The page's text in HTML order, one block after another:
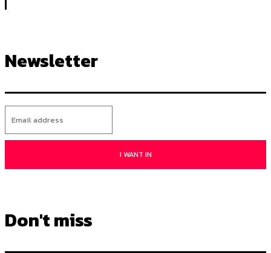
Newsletter
I WANT IN
Don't miss